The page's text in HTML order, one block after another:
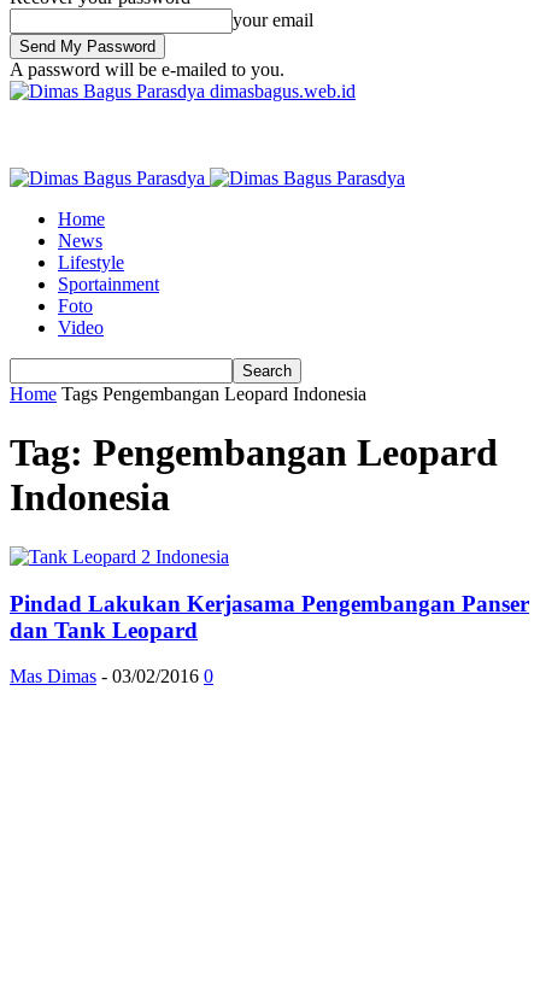
your email
A password will be e-mailed to you.
dimasbagus.web.id
Home
News
Lifestyle
Sportainment
Foto
Video
Home Tags Pengembangan Leopard Indonesia
Tag: Pengembangan Leopard
Indonesia
Pindad Lakukan Kerjasama Pengembangan Panser
dan Tank Leopard
Mas Dimas - 03/02/2016 0